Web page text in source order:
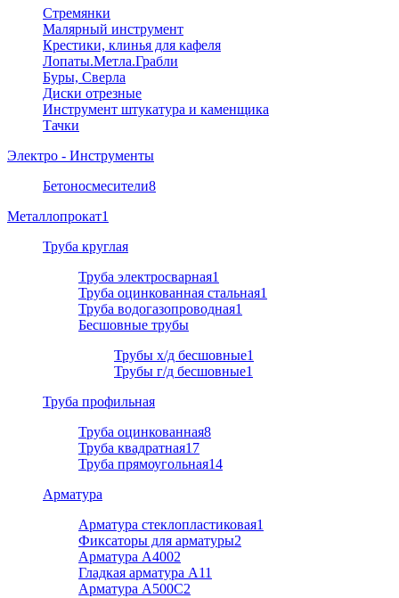
Стремянки
Малярный инструмент
Крестики, клинья для кафеля
Лопаты.Метла.Грабли
Буры, Сверла
Диски отрезные
Инструмент штукатура и каменщика
Тачки
Электро - Инструменты
Бетоносмесители8
Металлопрокат1
Труба круглая
Труба электросварная1
Труба оцинкованная стальная1
Труба водогазопроводная1
Бесшовные трубы
Трубы х/д бесшовные1
Трубы г/д бесшовные1
Труба профильная
Труба оцинкованная8
Труба квадратная17
Труба прямоугольная14
Арматура
Арматура стеклопластиковая1
Фиксаторы для арматуры2
Арматура А4002
Гладкая арматура А11
Арматура A500C2